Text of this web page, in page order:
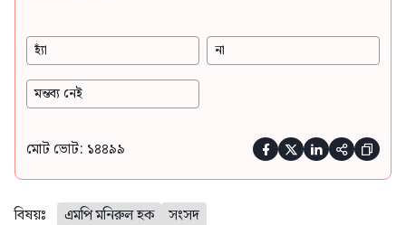
হ্যাঁ না
মন্তব্য নেই
মোট ভোট: ১৪৪৯৯     
বিষয়ঃ এমপি মনিরুল হক সংসদ